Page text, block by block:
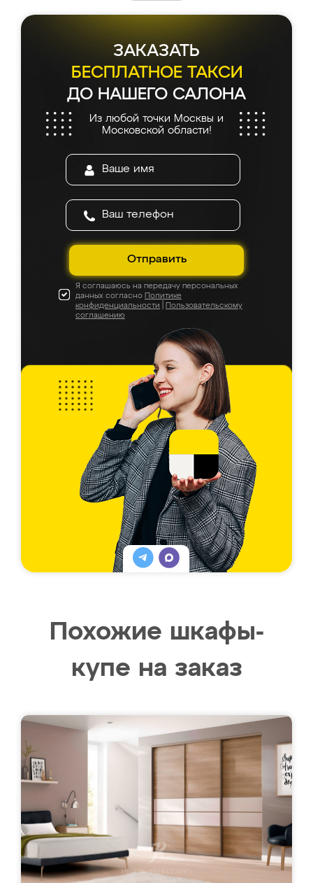
ЗАКАЗАТЬ
БЕСПЛАТНОЕ ТАКСИ
ДО НАШЕГО САЛОНА
Из любой точки Москвы и
Московской области!
Отправить
Я соглашаюсь на передачу персональных
данных согласно Политике
конфиденциальности
Пользовательскому
соглашению
Похожие шкафы-
купе на заказ